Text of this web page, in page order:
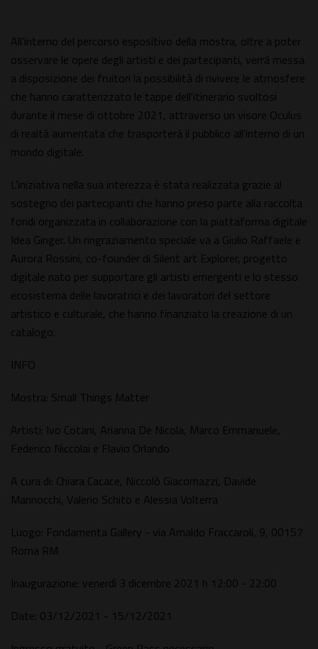
All'interno del percorso espositivo della mostra, oltre a poter
osservare le opere degli artisti e dei partecipanti, verrà messa
a disposizione dei fruitori la possibilità di rivivere le atmosfere
che hanno caratterizzato le tappe dell'itinerario svoltosi
durante il mese di ottobre 2021, attraverso un visore Oculus
di realtà aumentata che trasporterà il pubblico all'interno di un
mondo digitale.
L'iniziativa nella sua interezza è stata realizzata grazie al
sostegno dei partecipanti che hanno preso parte alla raccolta
fondi organizzata in collaborazione con la piattaforma digitale
Idea Ginger. Un ringraziamento speciale va a Giulio Raffaele e
Aurora Rossini, co-founder di Silent art Explorer, progetto
digitale nato per supportare gli artisti emergenti e lo stesso
ecosistema delle lavoratrici e dei lavoratori del settore
artistico e culturale, che hanno finanziato la creazione di un
catalogo.
INFO
Mostra: Small Things Matter
Artisti: Ivo Cotani, Arianna De Nicola, Marco Emmanuele,
Federico Niccolai e Flavio Orlando
A cura di: Chiara Cacace, Niccolò Giacomazzi, Davide
Mannocchi, Valerio Schito e Alessia Volterra
Luogo: Fondamenta Gallery - via Arnaldo Fraccaroli, 9, 00157
Roma RM
Inaugurazione: venerdì 3 dicembre 2021 h 12:00 - 22:00
Date: 03/12/2021 - 15/12/2021